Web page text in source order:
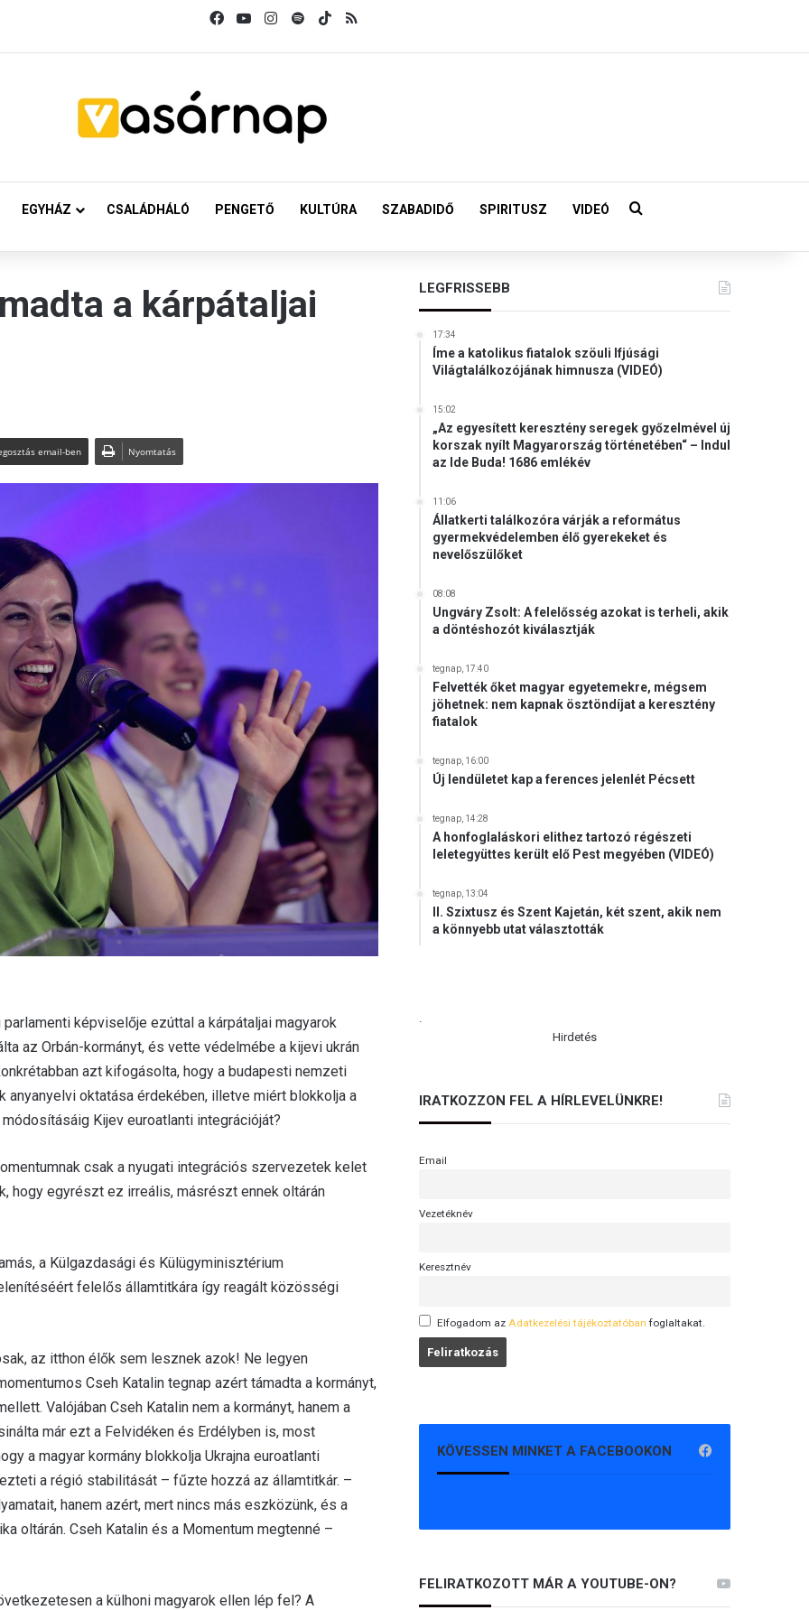
FacebookYouTubeInstagram
SpotifyTikTok
EGYHÁZ CSALÁDHÁLÓ PENGETŐ KULTÚRA SZABADIDŐ SPIRITUSZ VIDEÓ Keresés:
a kárpátaljai
email-ben Nyomtatás
képviselője ezúttal a kárpátaljai magyarok
az Orbán-kormányt, és vette védelmébe a kijevi ukrán
azt kifogásolta, hogy a budapesti nemzeti
oktatása érdekében, illetve miért blokkolja a
Kijev euroatlanti integrációját?
csak a nyugati integrációs szervezetek kelet
hogy egyrészt ez irreális, másrészt ennek oltárán
a Külgazdasági és Külügyminisztérium
felelős államtitkára így reagált közösségi
az itthon élők sem lesznek azok! Ne legyen
Cseh Katalin tegnap azért támadta a kormányt,
Valójában Cseh Katalin nem a kormányt, hanem a
már ezt a Felvidéken és Erdélyben is, most
a magyar kormány blokkolja Ukrajna euroatlanti
a régió stabilitását – fűzte hozzá az államtitkár. –
hanem azért, mert nincs más eszközünk, és a
oltárán. Cseh Katalin és a Momentum megtenné –
a külhoni magyarok ellen lép fel? A
LEGFRISSEBB
17:34
Íme a katolikus fiatalok szöuli Ifjúsági
Világtalálkozójának himnusza (VIDEÓ)
15:02
„Az egyesített keresztény seregek győzelmével új
korszak nyílt Magyarország történetében“ – Indul
az Ide Buda! 1686 emlékév
11:06
Állatkerti találkozóra várják a református
gyermekvédelemben élő gyerekeket és
nevelőszülőket
08:08
Ungváry Zsolt: A felelősség azokat is terheli, akik
a döntéshozót kiválasztják
tegnap, 17:40
Felvették őket magyar egyetemekre, mégsem
jöhetnek: nem kapnak ösztöndíjat a keresztény
fiatalok
tegnap, 16:00
Új lendületet kap a ferences jelenlét Pécsett
tegnap, 14:28
A honfoglaláskori elithez tartozó régészeti
leletegyüttes került elő Pest megyében (VIDEÓ)
tegnap, 13:04
II. Szixtusz és Szent Kajetán, két szent, akik nem
a könnyebb utat választották
.
Hirdetés
IRATKOZZON FEL A HÍRLEVELÜNKRE!
Email
Vezetéknév
Keresztnév
Elfogadom az Adatkezelési tájékoztatóban foglaltakat.
KÖVESSEN MINKET A FACEBOOKON
FELIRATKOZOTT MÁR A YOUTUBE-ON?